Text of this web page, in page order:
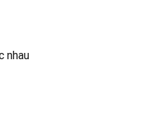
nhau